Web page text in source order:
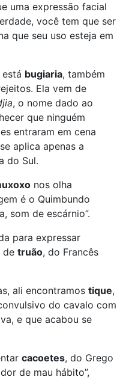
uma expressão facial
você tem que ser
que seu uso esteja em
bugiaria, também
Ela vem de
, o nome dado ao
que ninguém
entraram em cena
aplica apenas a
do Sul.
nos olha
é o Quimbundo
som de escárnio”.
para expressar
de truão, do Francês
ali encontramos tique,
do cavalo com
e que acabou se
cacoetes, do Grego
de mau hábito”,